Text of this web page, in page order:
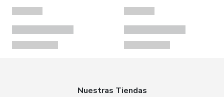
Nuestras Tiendas